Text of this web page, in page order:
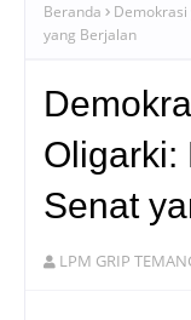
Beranda
yang Berjalan
Oligarki:
Senat
LPM GRIP